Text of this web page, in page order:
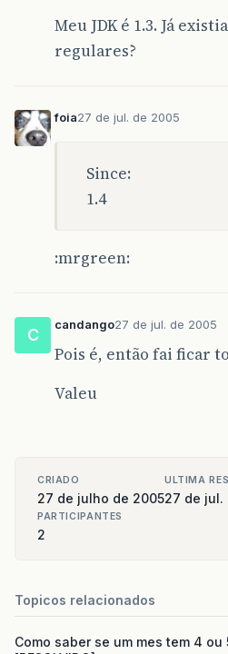
Meu JDK é 1.3. Já
regulares?
foia27 de jul. de 2005
Since:
1.4
:mrgreen:
C
candango27 de jul. de 2005
Pois é, então fai ficar
Valeu
CRIADO
27 de julho de 2005
ULTIMA
27 de jul.
PARTICIPANTES
2
Topicos relacionados
Como saber se um mes tem 4 ou